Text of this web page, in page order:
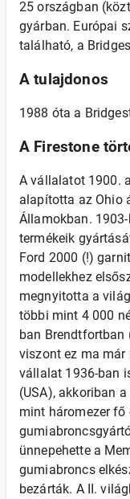
25 országban
gyárban. Európai
található, a
A tulajdonos
1988 óta a
A Firestone
A vállalatot 1900.
alapította az Ohio
Államokban.
termékeik
Ford 2000 (!)
modellekhez
megnyitotta a
többi mint 4 000
ban Brendtfortban
viszont ez ma már
vállalat 1936-ban
(USA), akkoriban
mint háromezer fő
ünnepehette a
gumiabroncs
bezárták. A II.